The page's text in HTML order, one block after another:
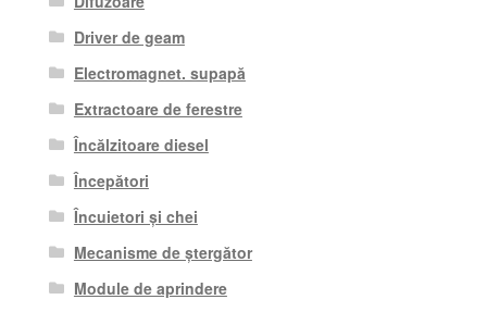
Driver de geam
Electromagnet. supapă
Extractoare de ferestre
Încălzitoare diesel
Începători
Încuietori și chei
Mecanisme de ștergător
Module de aprindere